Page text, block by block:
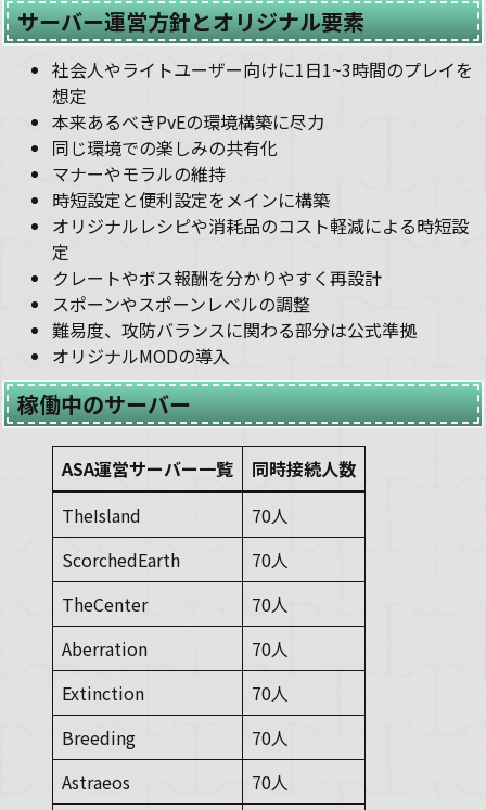
サーバー運営方針とオリジナル要素
社会人やライトユーザー向けに1日1~3時間のプレイを
想定
本来あるべきPvEの環境構築に尽力
同じ環境での楽しみの共有化
マナーやモラルの維持
時短設定と便利設定をメインに構築
オリジナルレシピや消耗品のコスト軽減による時短設
定
クレートやボス報酬を分かりやすく再設計
スポーンやスポーンレベルの調整
難易度、攻防バランスに関わる部分は公式準拠
オリジナルMODの導入
稼働中のサーバー
ASA運営サーバー一覧
同時接続人数
TheIsland
70人
ScorchedEarth
70人
TheCenter
70人
Aberration
70人
Extinction
70人
Breeding
70人
Astraeos
70人